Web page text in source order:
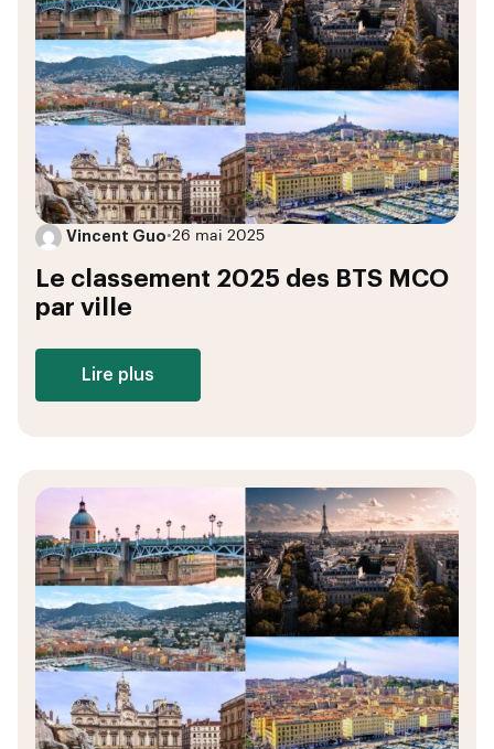
Vincent Guo•26 mai 2025
Le classement 2025 des BTS MCO
par ville
Lire plus